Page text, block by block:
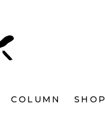
COLUMN SHOP